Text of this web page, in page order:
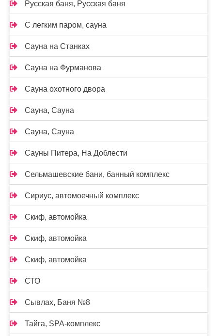
Русская баня, Русская баня
С легким паром, сауна
Сауна на Станках
Сауна на Фурманова
Сауна охотного двора
Сауна, Сауна
Сауна, Сауна
Сауны Питера, На Доблести
Сельмашевские бани, банный комплекс
Сириус, автомоечный комплекс
Скиф, автомойка
Скиф, автомойка
Скиф, автомойка
СТО
Сывлах, Баня №8
Тайга, SPA-комплекс